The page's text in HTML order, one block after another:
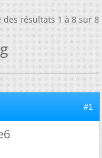
des résultats 1 à 8 sur 8
#1